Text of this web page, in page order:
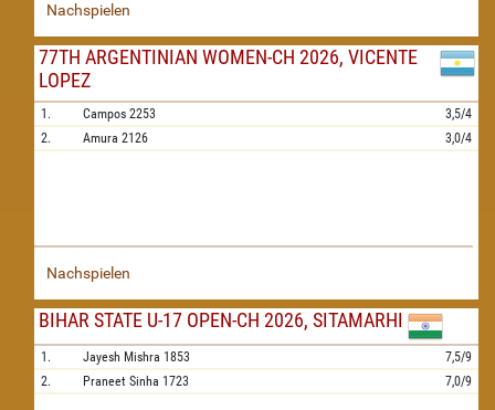
Nachspielen
77TH ARGENTINIAN WOMEN-CH 2026, VICENTE
LOPEZ
1. Campos 2253
3,5/4
2.
Amura 2126 3,0/4
Nachspielen
BIHAR STATE U-17 OPEN-CH 2026, SITAMARHI
1. Jayesh Mishra 1853
7,5/9
2.
Praneet Sinha 1723 7,0/9